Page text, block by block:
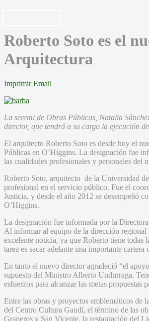
Roberto Soto es el
Arquitectura
Imprimir Email
La seremi de Obras Públicas, Natalia
director, que tendrá a su cargo la ejecución
El arquitecto Roberto Soto es desde hoy el
Públicas en O’Higgins. La designación fue
las cualidades profesionales y personales del
Roberto Soto, arquitecto de la Universidad
profesional en el servicio público. Fue el
Justicia, y desde el año 2012 se desempeñó
O’Higgins.
La designación fue informada por la
Al informar al equipo de la dirección regional
excelente noticia, ya que Roberto tiene todas
tarea es sacar adelante una importante
En tanto el nuevo director agradeció “el
supuesto del Ministro Alberto Undurraga.
esfuerzos para alcanzar las metas propuestas
Entre las obras y proyectos emblemáticos
del Centro Cultura Gaudí, el término de las
Graneros y San Vicente, la restauración del